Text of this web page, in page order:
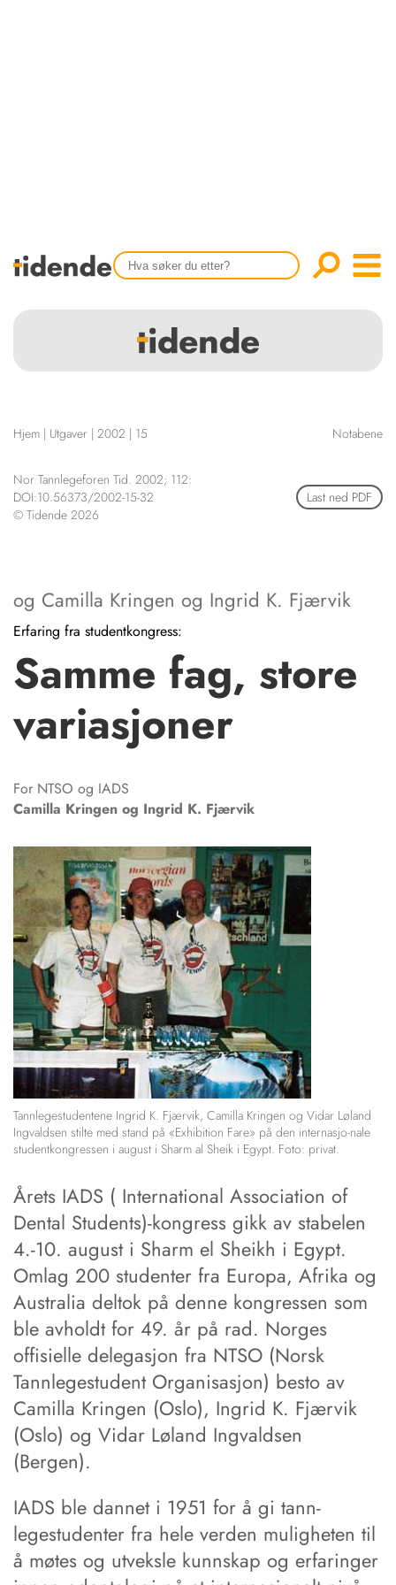
Tidligere utgaver
HENVISNINGER
KURSKALENDER
STILLINGER
KJØP & SALG
KONTAKT
Scientific articles
Publication and media
Hjem | Utgaver | 2002 | 15 Notabene
Nor Tannlegeforen Tid. 2002; 112:
DOI:10.56373/2002-15-32
© Tidende 2026
Last ned PDF
og Camilla Kringen og Ing­rid K. Fjærvik
Erfaring fra studentkongress:
Samme fag, store
va­ria­sjo­ner
For NTSO og IADS
Camilla Kringen og Ing­rid K. Fjærvik
Tannlegestudentene Ing­rid K. Fjærvik, Camilla Kringen og Vidar Løland
Ingvaldsen stilte med stand på «Exhibition Fare» på den inter­nasjo-nale
studentkongressen i august i Sharm al Sheik i Egypt. Foto: privat.
Årets IADS ( International Asso­cia­tion of
Dental Students)-kongress gikk av stabelen
4.-10. august i Sharm el Sheikh i Egypt.
Omlag 200 studenter fra Europa, Afrika og
Australia deltok på denne kongressen som
ble avholdt for 49. år på rad. Norges
offisielle delegasjon fra NTSO (Norsk
Tannlegestudent Organisasjon) besto av
Camilla Kringen (Oslo), Ing­rid K. Fjærvik
(Oslo) og Vidar Løland Ingvaldsen
(Bergen).
IADS ble dannet i 1951 for å gi tann­
legestudenter fra ­hele verden mulig­heten til
å møtes og utveksle kunn­skap og erfaringer